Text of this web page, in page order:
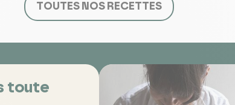
TOUTES NOS RECETTES
toute